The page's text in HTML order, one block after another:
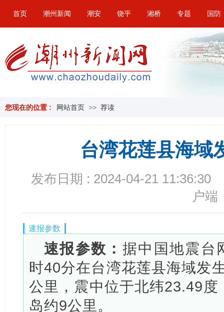
首页 潮州新闻 潮安 饶平 湘桥 专题 国防
您现在的位置 : 网站首页 >> 荐读
台湾花莲县海域
发布日期 : 2024-04-21 11:36:30
户端
速报参数
速报参数： 据中国地震台
时40分在台湾花莲县海域发
公里，震中位于北纬23.49
岛约9公里。